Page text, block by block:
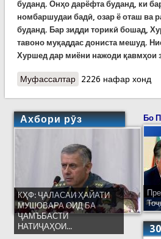
буданд. Онҳо дарёфта буданд, ки
номбаршудаи бадӣ, озар ё оташ ва
буданд. Бар зидди торикӣ бошад,
тавоно муқаддас дониста мешуд.
Хуршед дар миёни нажоди қавмҳои
Муфассалтаро Сада ҷашни
2226 нафар хонд
Ахбори рӯз
КҲФ: ҶАЛАСАИ ҲАЙАТИ
МУШОВАРА ОИД БА
ҶАМЪБАСТИ
НАТИҶАҲОИ...
Бо